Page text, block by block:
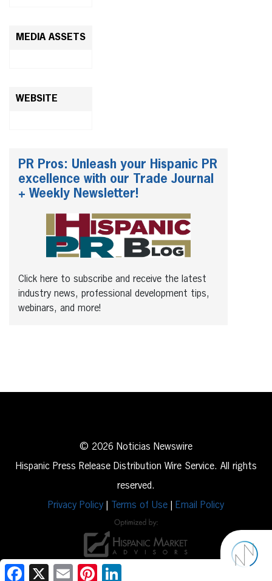
MEDIA ASSETS
WEBSITE
PR Pros: Unleash your Hispanic PR
excellence with our Trade Journal
+ Weekly Newsletter!
Click here to subscribe and receive the latest
industry news, professional development tips,
webinars, and more!
© 2026 Noticias Newswire
Hispanic Press Release Distribution Wire Service. All rights
reserved.
Privacy Policy
Terms of Use Email Policy
Facebook
X Email Pinterest